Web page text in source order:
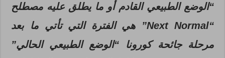
“الوضع الطبيعي القادم أو ما يطلق عليه مصطلح
“
Next Normal” هي الفترة التي تأتي ما بعد
مرحلة جائحة كورونا “الوضع الطبيعي الحالي”